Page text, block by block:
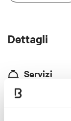
Dettagli
Servizi